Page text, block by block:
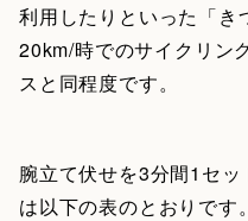
利用したりといった「き
20km/時でのサイクリン
スと同程度です。
腕立て伏せを3分間1セ
は以下の表のとおりです。